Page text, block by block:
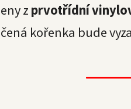
zprvotřídní
kořenka bude